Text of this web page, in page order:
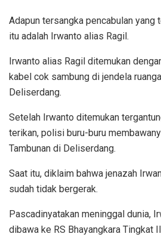
Adapun tersangka pencabulan yang
itu adalah Irwanto alias Ragil.
Irwanto alias Ragil ditemukan
kabel cok sambung di jendela
Deliserdang.
Setelah Irwanto ditemukan
terikan, polisi buru-buru
Tambunan di Deliserdang.
Saat itu, diklaim bahwa jenazah
sudah tidak bergerak.
Pascadinyatakan meninggal dunia,
dibawa ke RS Bhayangkara Tingkat